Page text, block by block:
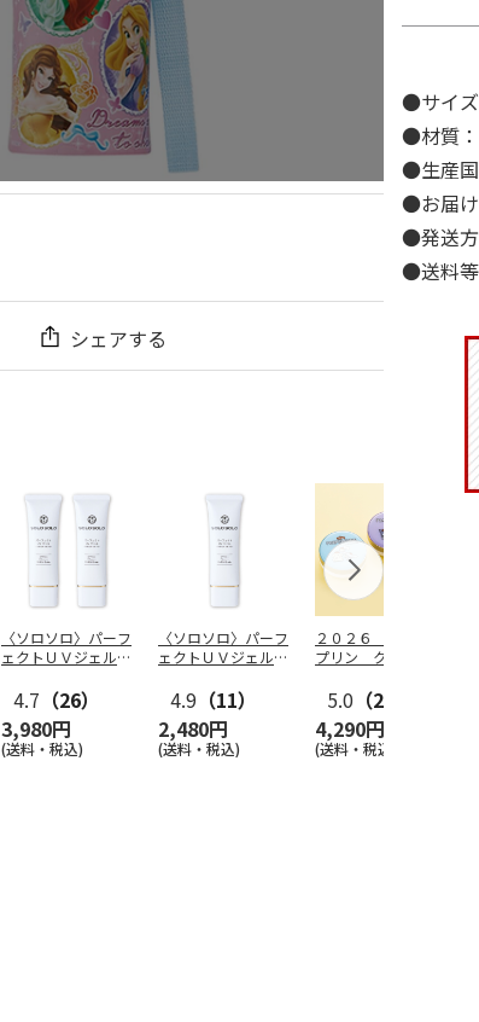
シェアする
〈ソロソロ〉パーフ
ェクトＵＶジェル
4.7 （26）
3,980円
(送料・税込)
〈ソロソロ〉パーフ
ェクトＵＶジェル
4.9 （11）
2,480円
(送料・税込)
２０２６ ポムポム
プリン クッション
個セ…
5.0 （2）
4,290円
(送料・税込)
●サイ
●材質：
●生産
●お届け
●発送
●送料等